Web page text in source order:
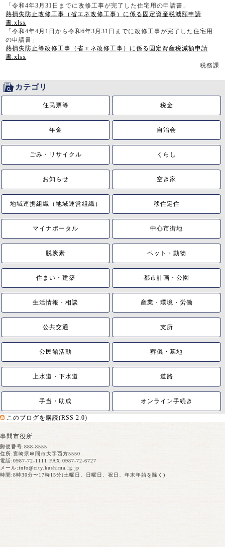
「令和4年3月31日までに改修工事が完了した住宅用の申請書」
熱損失防止改修工事（省エネ改修工事）に係る固定資産税減額申請
書.xlsx
「令和4年4月1日から令和6年3月31日までに改修工事が完了した住宅用
の申請書」
熱損失防止等改修工事（省エネ改修工事）に係る固定資産税減額申請
書.xlsx
税務課
カテゴリ
住民票等 税金
年金 自治会
ごみ・リサイクル くらし
お知らせ 空き家
地域連携組織（地域運営組織） 移住定住
マイナポータル 中心市街地
脱炭素 ペット・動物
住まい・建築 都市計画・公園
生活情報・相談 産業・環境・労働
公共交通 支所
公民館活動 葬儀・墓地
上水道・下水道 道路
手当・助成 オンライン手続き
このブログを購読(RSS 2.0)
串間市役所
郵便番号:888-8555
住所:宮崎県串間市大字西方5550
電話:0987-72-1111 FAX:0987-72-6727
メール:info@city.kushima.lg.jp
時間:8時30分〜17時15分(土曜日、日曜日、祝日、年末年始を除く)